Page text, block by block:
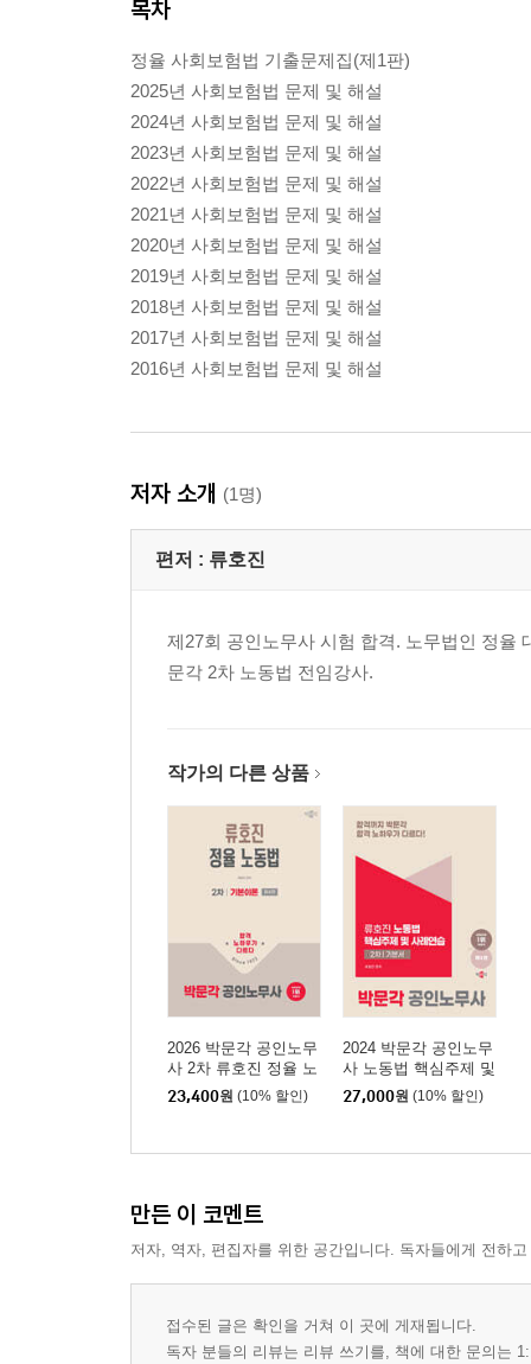
목차
정율 사회보험법 기출문제집(제1판)
2025년 사회보험법 문제 및 해설
2024년 사회보험법 문제 및 해설
2023년 사회보험법 문제 및 해설
2022년 사회보험법 문제 및 해설
2021년 사회보험법 문제 및 해설
2020년 사회보험법 문제 및 해설
2019년 사회보험법 문제 및 해설
2018년 사회보험법 문제 및 해설
2017년 사회보험법 문제 및 해설
2016년 사회보험법 문제 및 해설
저자 소개 (1명)
편저 : 류호진
제27회 공인노무사 시험 합격. 노무법인 정율
문각 2차 노동법 전임강사.
작가의 다른 상품
2026 박문각 공인노무
사 2차 류호진 정율 노
동법 기본이론
23,400원 (10% 할인)
2024 박문각 공인노무
사 노동법 핵심주제 및
사례연습
27,000원 (10% 할인)
만든 이 코멘트
저자, 역자, 편집자를 위한 공간입니다. 독자들에게 전하
접수된 글은 확인을 거쳐 이 곳에 게재됩니다.
독자 분들의 리뷰는 리뷰 쓰기를, 책에 대한 문의는